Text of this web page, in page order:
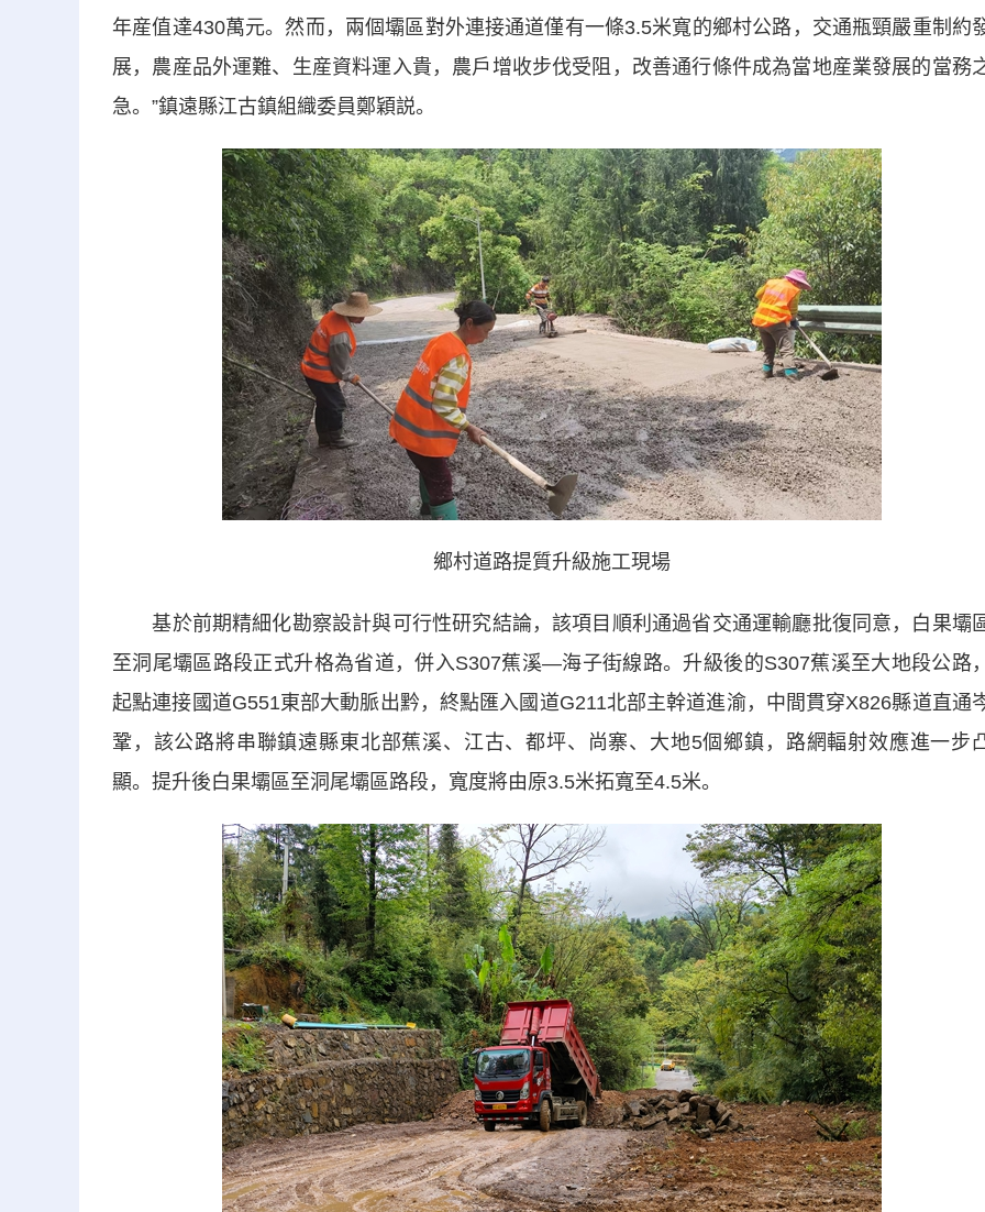
年産值達430萬元。然而，兩個壩區對外連接通道僅有一條3.5米寬的鄉村公路，交通瓶頸嚴重制約
展，農産品外運難、生産資料運入貴，農戶增收步伐受阻，改善通行條件成為當地産業發展的當務
急。”鎮遠縣江古鎮組織委員鄭穎説。
鄉村道路提質升級施工現場
基於前期精細化勘察設計與可行性研究結論，該項目順利通過省交通運輸廳批復同意，白果壩
至洞尾壩區路段正式升格為省道，併入S307蕉溪—海子街線路。升級後的S307蕉溪至大地段公路，
起點連接國道G551東部大動脈出黔，終點匯入國道G211北部主幹道進渝，中間貫穿X826縣道直通
鞏，該公路將串聯鎮遠縣東北部蕉溪、江古、都坪、尚寨、大地5個鄉鎮，路網輻射效應進一步
顯。提升後白果壩區至洞尾壩區路段，寬度將由原3.5米拓寬至4.5米。